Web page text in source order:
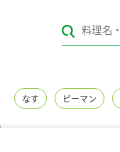
レシピカテゴリ一覧
レシピ名特集
なす ピーマン